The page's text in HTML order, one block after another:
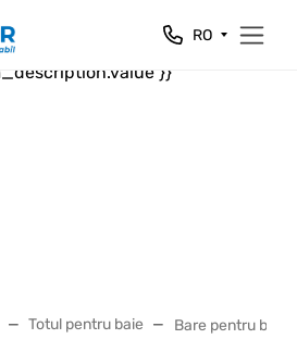
}}
}}
RO
Totul pentru baie Bare pentru baie